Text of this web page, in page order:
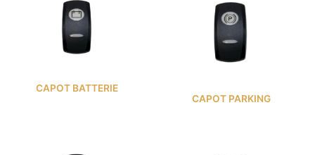
CAPOT BATTERIE
CAPOT PARKING